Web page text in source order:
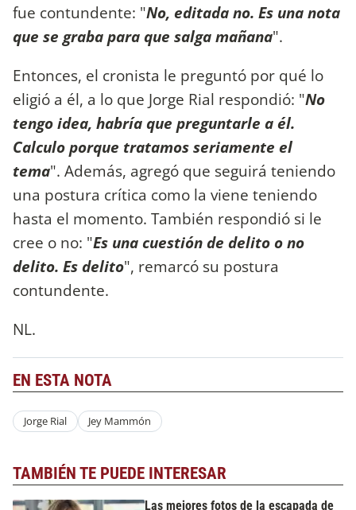
fue contundente: "No, editada no. Es una nota
que se graba para que salga mañana".
Entonces, el cronista le preguntó por qué lo
eligió a él, a lo que Jorge Rial respondió: "No
tengo idea, habría que preguntarle a él.
Calculo porque tratamos seriamente el
tema". Además, agregó que seguirá teniendo
una postura crítica como la viene teniendo
hasta el momento. También respondió si le
cree o no: "Es una cuestión de delito o no
delito. Es delito", remarcó su postura
contundente.
NL.
EN ESTA NOTA
Jorge Rial Jey Mammón
TAMBIÉN TE PUEDE INTERESAR
Las mejores fotos de la escapada de